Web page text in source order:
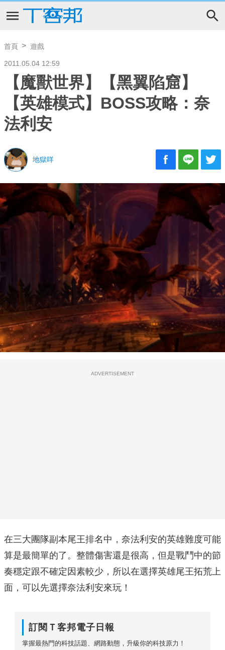
首頁 遊戲
2011.05.04 12:59
【魔獸世界】【黑翼陷窟】
【英雄模式】BOSS攻略：奈
法利安
地獄咩
ADVERTISEMENT
在三大團隊副本尾王排名中，奈法利安的英雄難度可能
算是最簡單的了。整體傷害還是很高，但是戰鬥中的節
奏穩定跟不確定因素較少，所以在選擇英雄尾王拓荒上
面，可以先選擇奈法利安來玩！
訂閱Ｔ客邦電子日報
掌握最熱門的科技話題、網路動態，升級你的科技原力！